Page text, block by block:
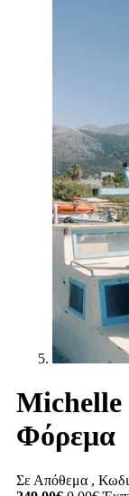
Michelle
Φόρεμα
Σε Απόθεμα ,